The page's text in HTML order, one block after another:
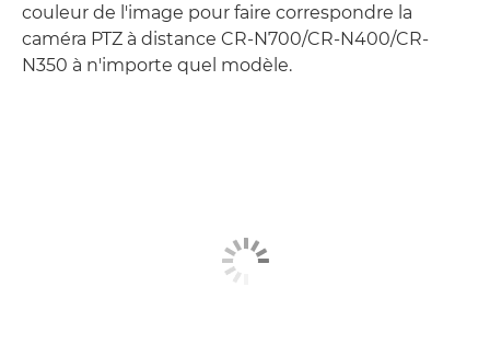
couleur de l'image pour faire correspondre la
caméra PTZ à distance CR-N700/CR-N400/CR-
N350 à n'importe quel modèle.